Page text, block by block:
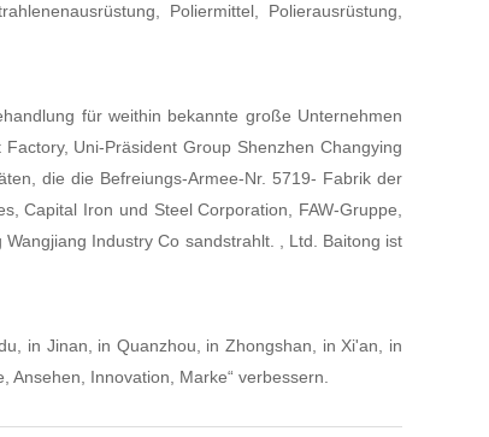
Poliermittel, Polierausrüstung,
für weithin bekannte große Unternehmen
Uni-Präsident Group Shenzhen Changying
die die Befreiungs-Armee-Nr. 5719- Fabrik der
Capital Iron und Steel Corporation, FAW-Gruppe,
Industry Co sandstrahlt. , Ltd. Baitong ist
in Jinan, in Quanzhou, in Zhongshan, in Xi'an, in
Innovation, Marke“ verbessern.